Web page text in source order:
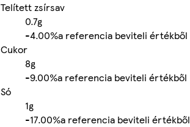
Telített zsírsav
0.7g
-4.00%a referencia beviteli értékből
Cukor
8g
-9.00%a referencia beviteli értékből
Só
1g
-17.00%a referencia beviteli értékből